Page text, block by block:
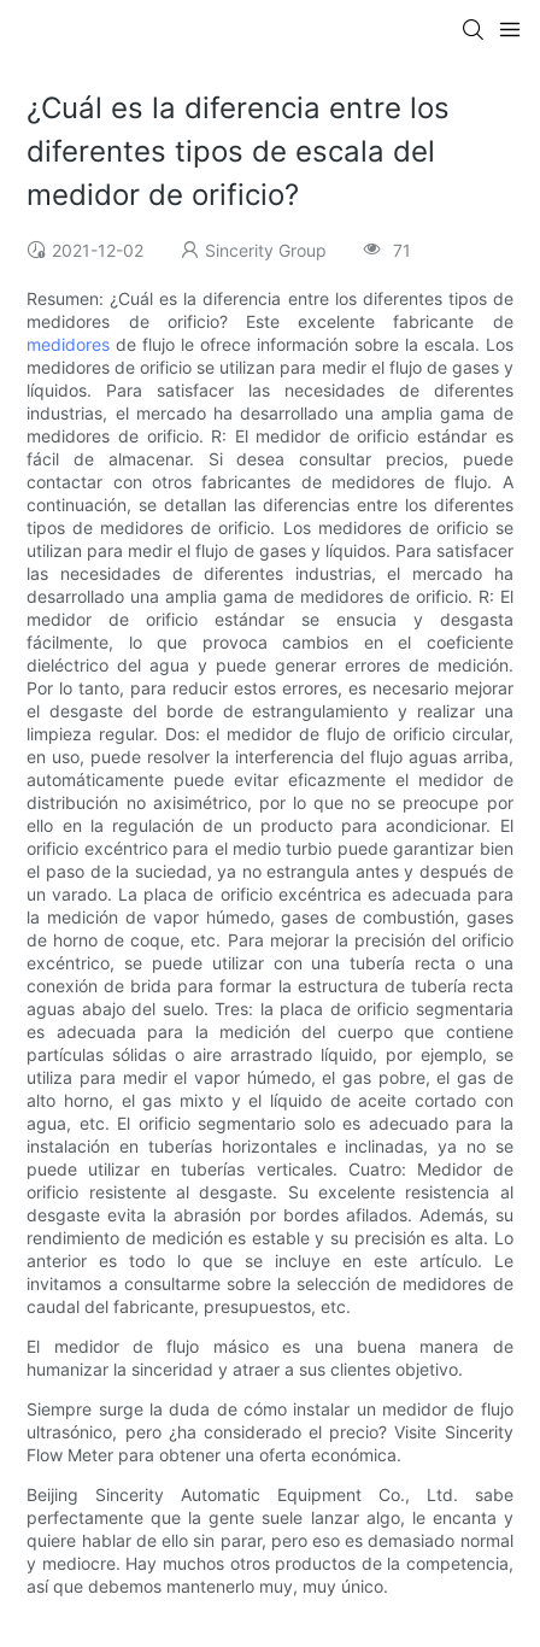
¿Cuál es la diferencia entre los
diferentes tipos de escala del
medidor de orificio?
2021-12-02 Sincerity Group 71
Resumen: ¿Cuál es la diferencia entre los diferentes tipos de
medidores de orificio? Este excelente fabricante de
medidores de flujo le ofrece información sobre la escala. Los
medidores de orificio se utilizan para medir el flujo de gases y
líquidos. Para satisfacer las necesidades de diferentes
industrias, el mercado ha desarrollado una amplia gama de
medidores de orificio. R: El medidor de orificio estándar es
fácil de almacenar. Si desea consultar precios, puede
contactar con otros fabricantes de medidores de flujo. A
continuación, se detallan las diferencias entre los diferentes
tipos de medidores de orificio. Los medidores de orificio se
utilizan para medir el flujo de gases y líquidos. Para satisfacer
las necesidades de diferentes industrias, el mercado ha
desarrollado una amplia gama de medidores de orificio. R: El
medidor de orificio estándar se ensucia y desgasta
fácilmente, lo que provoca cambios en el coeficiente
dieléctrico del agua y puede generar errores de medición.
Por lo tanto, para reducir estos errores, es necesario mejorar
el desgaste del borde de estrangulamiento y realizar una
limpieza regular. Dos: el medidor de flujo de orificio circular,
en uso, puede resolver la interferencia del flujo aguas arriba,
automáticamente puede evitar eficazmente el medidor de
distribución no axisimétrico, por lo que no se preocupe por
ello en la regulación de un producto para acondicionar. El
orificio excéntrico para el medio turbio puede garantizar bien
el paso de la suciedad, ya no estrangula antes y después de
un varado. La placa de orificio excéntrica es adecuada para
la medición de vapor húmedo, gases de combustión, gases
de horno de coque, etc. Para mejorar la precisión del orificio
excéntrico, se puede utilizar con una tubería recta o una
conexión de brida para formar la estructura de tubería recta
aguas abajo del suelo. Tres: la placa de orificio segmentaria
es adecuada para la medición del cuerpo que contiene
partículas sólidas o aire arrastrado líquido, por ejemplo, se
utiliza para medir el vapor húmedo, el gas pobre, el gas de
alto horno, el gas mixto y el líquido de aceite cortado con
agua, etc. El orificio segmentario solo es adecuado para la
instalación en tuberías horizontales e inclinadas, ya no se
puede utilizar en tuberías verticales. Cuatro: Medidor de
orificio resistente al desgaste. Su excelente resistencia al
desgaste evita la abrasión por bordes afilados. Además, su
rendimiento de medición es estable y su precisión es alta. Lo
anterior es todo lo que se incluye en este artículo. Le
invitamos a consultarme sobre la selección de medidores de
caudal del fabricante, presupuestos, etc.
El medidor de flujo másico es una buena manera de
humanizar la sinceridad y atraer a sus clientes objetivo.
Siempre surge la duda de cómo instalar un medidor de flujo
ultrasónico, pero ¿ha considerado el precio? Visite Sincerity
Flow Meter para obtener una oferta económica.
Beijing Sincerity Automatic Equipment Co., Ltd. sabe
perfectamente que la gente suele lanzar algo, le encanta y
quiere hablar de ello sin parar, pero eso es demasiado normal
y mediocre. Hay muchos otros productos de la competencia,
así que debemos mantenerlo muy, muy único.